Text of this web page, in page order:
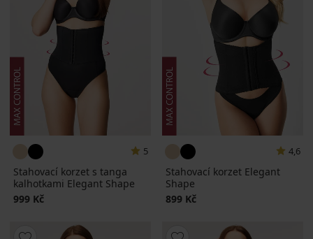
5
Stahovací korzet s tanga
kalhotkami Elegant Shape
999 Kč
4,6
Stahovací korzet Elegant
Shape
899 Kč